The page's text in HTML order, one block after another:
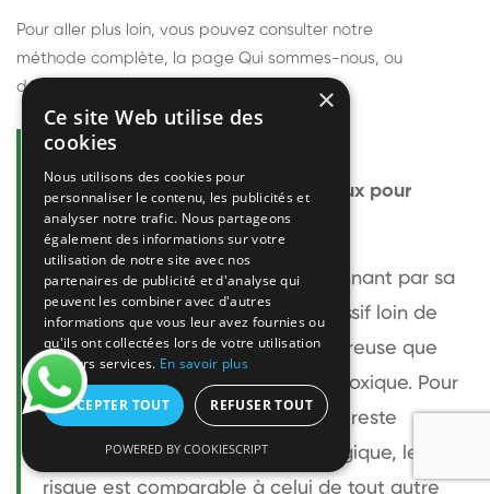
Pour aller plus loin, vous pouvez consulter notre
méthode complète, la page Qui sommes-nous, ou
découvrir
Questions fréquentes
Le frelon européen est-il dangereux pour
l'homme ?
Le frelon européen est impressionnant par sa
taille mais relativement peu agressif loin de
son nid. Sa piqûre est plus douloureuse que
celle d'une guêpe sans être plus toxique. Pour
une personne non allergique, elle reste
bénigne. Pour une personne allergique, le
risque est comparable à celui de tout autre
×
Ce site Web utilise des
cookies
Nous utilisons des cookies pour
personnaliser le contenu, les publicités et
analyser notre trafic. Nous partageons
également des informations sur votre
utilisation de notre site avec nos
partenaires de publicité et d'analyse qui
peuvent les combiner avec d'autres
informations que vous leur avez fournies ou
qu'ils ont collectées lors de votre utilisation
de leurs services. En savoir plus
ACCEPTER TOUT REFUSER TOUT
POWERED BY COOKIESCRIPT